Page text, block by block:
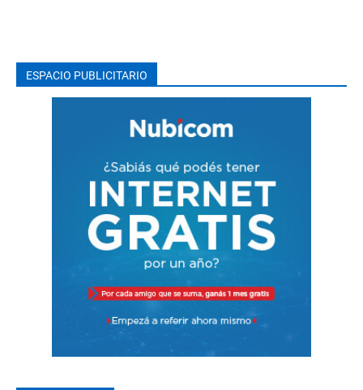
ESPACIO PUBLICITARIO